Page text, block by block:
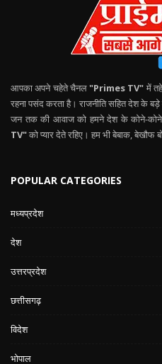
आपका अपने चहेते चैनल "Primes TV" में
रहना पसंद करता है। राजनीति सहित देश के बड़े
जन तक की आवाज को हमने देश के कोने-
TV"को प्यार देते रहिए। हम भी बेबाक, बेखौफ
POPULAR CATEGORIES
मध्यप्रदेश
देश
उत्तरप्रदेश
छत्तीसगढ़
विदेश
भोपाल